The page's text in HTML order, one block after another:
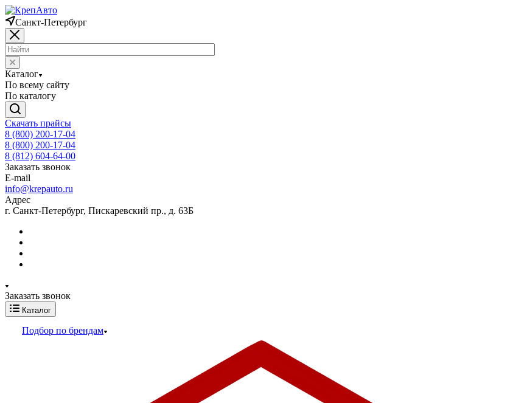
Санкт-Петербург
Каталог
По всему сайту
По каталогу
Скачать прайсы
8 (800) 200-17-04
8 (800) 200-17-04
8 (812) 604-64-00
Заказать звонок
E-mail
info@krepauto.ru
Адрес
г. Санкт-Петербург, Пискаревский пр., д. 63Б
Заказать звонок
Каталог
Подбор по брендам